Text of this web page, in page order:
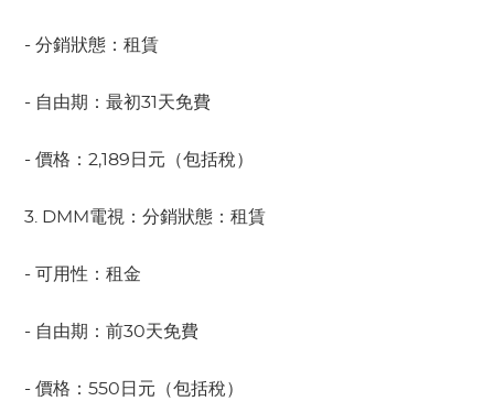
- 分銷狀態：租賃
- 自由期：最初31天免費
- 價格：2,189日元（包括稅）
3. DMM電視：分銷狀態：租賃
- 可用性：租金
- 自由期：前30天免費
- 價格：550日元（包括稅）